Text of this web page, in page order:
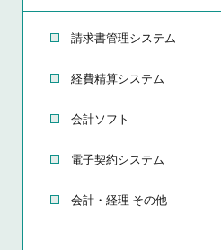
請求書管理システム
経費精算システム
会計ソフト
電子契約システム
会計・経理 その他